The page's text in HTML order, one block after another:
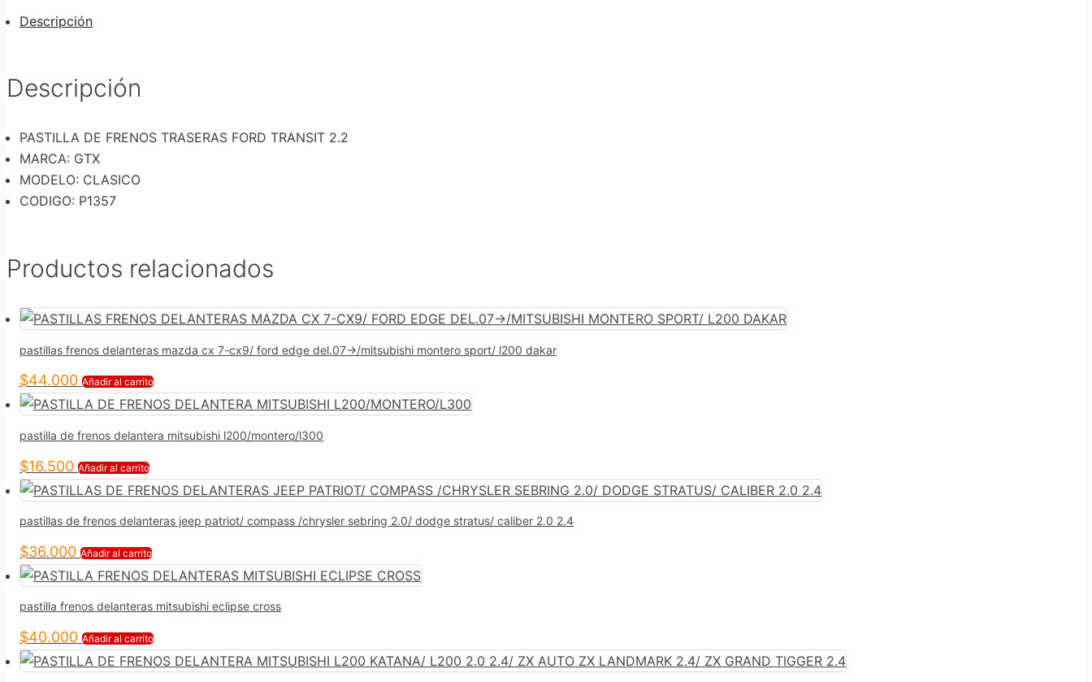
Descripción
Descripción
PASTILLA DE FRENOS TRASERAS FORD TRANSIT 2.2
MARCA: GTX
MODELO: CLASICO
CODIGO: P1357
Productos relacionados
pastillas frenos delanteras mazda cx 7-cx9/ ford edge del.07->/mitsubishi montero sport/ l200 dakar
$44.000 Añadir al carrito
pastilla de frenos delantera mitsubishi l200/montero/l300
$16.500 Añadir al carrito
pastillas de frenos delanteras jeep patriot/ compass /chrysler sebring 2.0/ dodge stratus/ caliber 2.0 2.4
$36.000 Añadir al carrito
pastilla frenos delanteras mitsubishi eclipse cross
$40.000 Añadir al carrito